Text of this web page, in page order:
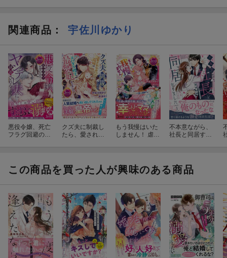
関連商品 ： 宇佐川ゆかり
悪役令嬢、死亡
フラグ回避のた
クズ夫に制裁し
たら、愛されな
た！
もう我慢はいた
しません！ 虐げ
不本意ながら、
社長と同居する
この商品を買った人が興味のある商品